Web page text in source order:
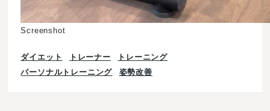
Screenshot
ダイエット トレーナー
トレーニング
パーソナルトレーニング
姿勢改善